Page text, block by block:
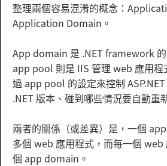
整理兩個容易混淆的概念：
Application Domain。
App domain 是 .NET framework 的
app pool 則是 IIS 管理 web 應用程
過 app pool 的設定來控制
.NET 版本、碰到哪些情況要自動重
兩者的關係（或差異）是，一個
多個 web 應用程式，而每一個
個 app domain。